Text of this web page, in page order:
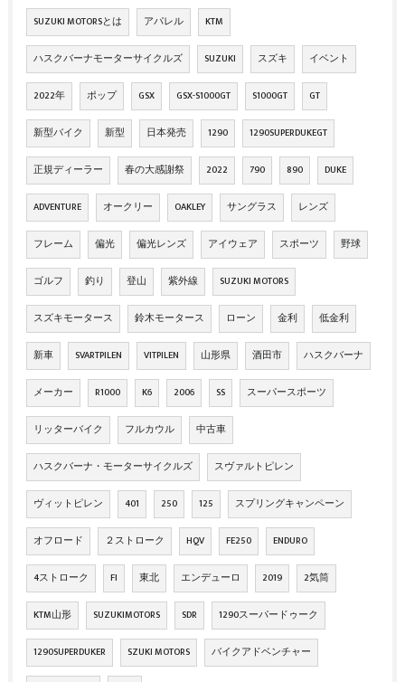
SUZUKI MOTORSとは アパレル KTM
ハスクバーナモーターサイクルズ SUZUKI スズキ イベント
2022年 ポップ GSX GSX-S1000GT S1000GT GT
新型バイク 新型 日本発売 1290 1290SUPERDUKEGT
正規ディーラー 春の大感謝祭 2022 790 890 DUKE
ADVENTURE オークリー OAKLEY サングラス レンズ
フレーム 偏光 偏光レンズ アイウェア スポーツ 野球
ゴルフ 釣り 登山 紫外線 SUZUKI MOTORS
スズキモータース 鈴木モータース ローン 金利 低金利
新車 SVARTPILEN VITPILEN 山形県 酒田市 ハスクバーナ
メーカー R1000 K6 2006 SS スーパースポーツ
リッターバイク フルカウル 中古車
ハスクバーナ・モーターサイクルズ スヴァルトピレン
ヴィットピレン 401 250 125 スプリングキャンペーン
オフロード ２ストローク HQV FE250 ENDURO
4ストローク FI 東北 エンデューロ 2019 2気筒
KTM山形 SUZUKIMOTORS SDR 1290スーパードゥーク
1290SUPERDUKER SZUKI MOTORS バイクアドベンチャー